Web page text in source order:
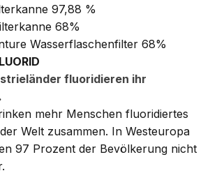
97,88 %
68%
Wasserflaschenfilter 68%
fluoridieren ihr
mehr Menschen fluoridiertes
Welt zusammen. In Westeuropa
97 Prozent der Bevölkerung nicht